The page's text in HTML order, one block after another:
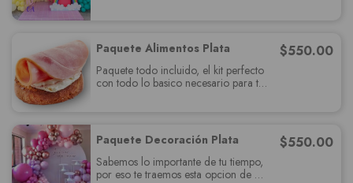
Paquete Alimentos Plata
$550.00
Paquete todo incluido, el kit perfecto
con todo lo basico necesario para tu
Paquete Decoración Plata $550.00
Sabemos lo importante de tu tiempo,
por eso te traemos esta opcion de